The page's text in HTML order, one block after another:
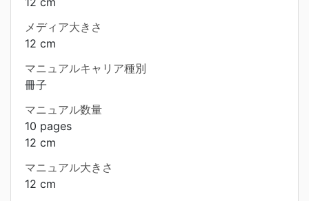
メディア大きさ
12 cm
マニュアルキャリア種別
冊子
マニュアル数量
10 pages
12 cm
マニュアル大きさ
12 cm